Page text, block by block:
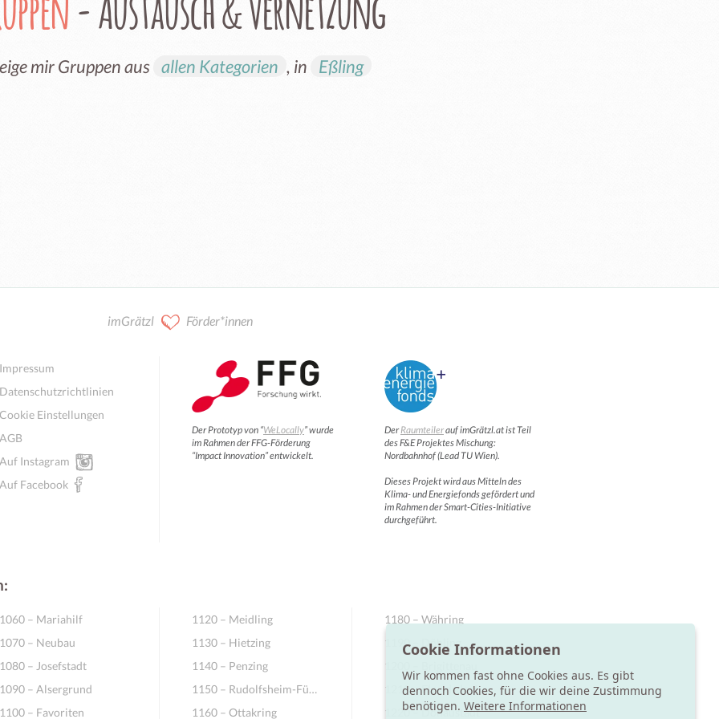
mir Gruppen aus allen Kategorien , in Eßling
imGrätzl Förder*innen
Impressum
Datenschutzrichtlinien
Cookie Einstellungen
AGB
Auf Instagram
Auf Facebook
Der Prototyp von “WeLocally” wurde
im Rahmen der FFG-Förderung
“Impact Innovation” entwickelt.
DerRaumteilerauf imGrätzl.at ist Teil
des F&E Projektes Mischung:
Nordbahnhof (Lead TU Wien).
Dieses Projekt wird aus Mitteln des
Klima- und Energiefonds gefördert und
im Rahmen der Smart-Cities-Initiative
durchgeführt.
1060 – Mariahilf
1070 – Neubau
1080 – Josefstadt
1090 – Alsergrund
1100 – Favoriten
1120 – Meidling
1130 – Hietzing
1140 – Penzing
1150 – Rudolfsheim-Fünfhaus
1160 – Ottakring
1180 – Währing
1190 – Döbling
1200 – Brigittenau
1210 – Floridsdorf
1220 – Donaustadt
Cookie Informationen
Wir kommen fast ohne Cookies aus. Es gibt
dennoch Cookies, für die wir deine Zustimmung
benötigen. Weitere Informationen